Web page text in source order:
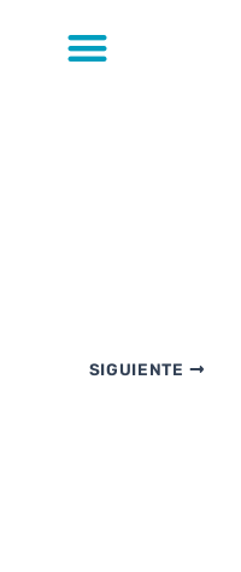
SIGUIENTE